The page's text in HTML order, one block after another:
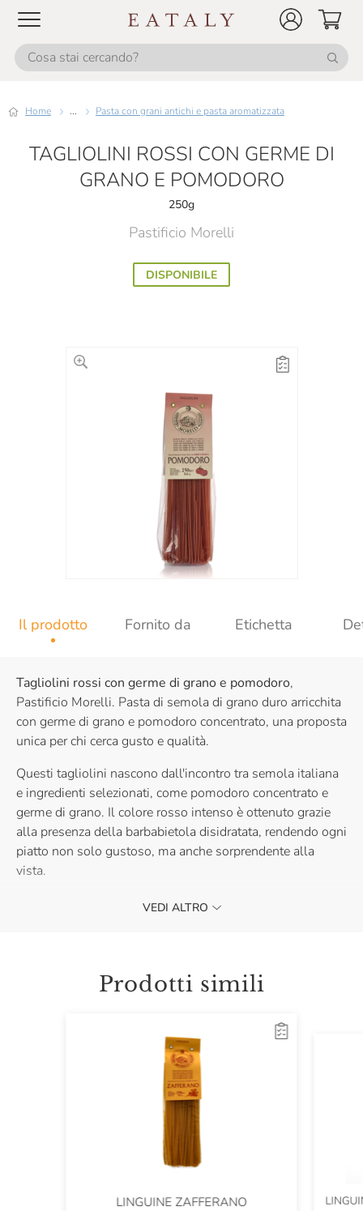
Home ... Pasta con grani antichi e pasta aromatizzata
TAGLIOLINI ROSSI CON GERME DI
GRANO E POMODORO
250g
Pastificio Morelli
DISPONIBILE
Il prodotto Fornito da Etichetta
Tagliolini rossi con germe di grano e pomodoro,
Pastificio Morelli. Pasta di semola di grano duro arricchita
con germe di grano e pomodoro concentrato, una proposta
unica per chi cerca gusto e qualità.
Questi tagliolini nascono dall'incontro tra semola italiana
e ingredienti selezionati, come pomodoro concentrato e
germe di grano. Il colore rosso intenso è ottenuto grazie
alla presenza della barbabietola disidratata, rendendo ogni
piatto non solo gustoso, ma anche sorprendente alla
vista.
Perfetti per esaltare sughi leggeri a base di verdure o
VEDI ALTRO
Prodotti simili
LINGUINE ZAFFERANO